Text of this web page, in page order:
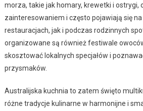
morza, takie jak homary, krewetki i ostrygi,
zainteresowaniem i często pojawiają się
restauracjach, jak i podczas rodzinnych
organizowane są również festiwale
skosztować lokalnych specjałów i
przysmaków.
Australijska kuchnia to zatem święto
różne tradycje kulinarne w harmonijne i